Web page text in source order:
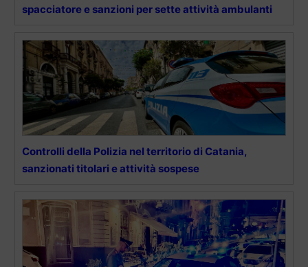
spacciatore e sanzioni per sette attività ambulanti
Controlli della Polizia nel territorio di Catania,
sanzionati titolari e attività sospese